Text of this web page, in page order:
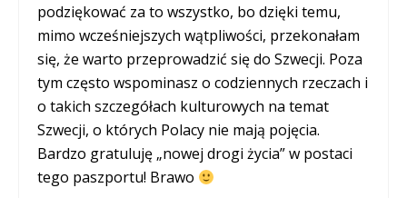
podziękować za to wszystko, bo dzięki temu,
mimo wcześniejszych wątpliwości, przekonałam
się, że warto przeprowadzić się do Szwecji. Poza
tym często wspominasz o codziennych rzeczach i
o takich szczegółach kulturowych na temat
Szwecji, o których Polacy nie mają pojęcia.
Bardzo gratuluję „nowej drogi życia” w postaci
tego paszportu! Brawo